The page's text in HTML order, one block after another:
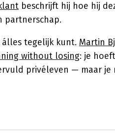
beschrijft hij hoe hij
partnerschap.
tegelijk kunt. Martin
without losing: je
privéleven — maar je